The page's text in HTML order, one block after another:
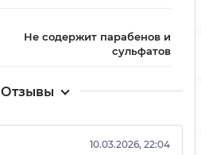
Не содержит парабенов и
сульфатов
Отзывы
10.03.2026, 22:04